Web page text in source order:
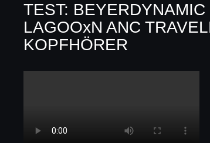
TEST: BEYERDYNAMIC
LAGOOxN ANC
KOPFHÖRER